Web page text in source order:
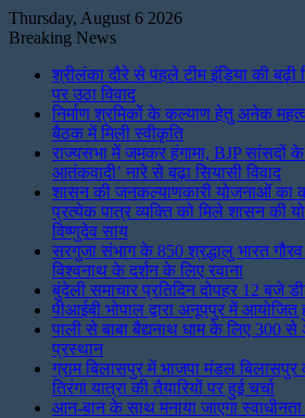
Thursday, August 6 2026
Breaking News
श्रीलंका दौरे से पहले टीम इंडिया की बढ़ी
पर उठा विवाद
निर्माण श्रमिकों के कल्याण हेतु अनेक
बैठक में मिली स्वीकृति
राज्यसभा में जमकर हंगामा, BJP सांसदों
आतंकवादी’ नारे से बढ़ा सियासी विवाद
शासन की जनकल्याणकारी योजनाओं का
प्रत्येक पात्र व्यक्ति को मिले शासन की
विष्णुदेव साय
सरगुजा संभाग के 850 श्रद्धालु भारत
विश्वनाथ के दर्शन के लिए रवाना
बुंदेली समाचार प्रतिदिन दोपहर 12 बजे
पीआईबी भोपाल द्वारा अनूपपुर में आयोजित
पाली से बाबा बैद्यनाथ धाम के लिए 300
प्रस्थान
ग्राम बिलासपुर में भाजपा मंडल
तिरंगा यात्रा की तैयारियों पर हुई चर्चा
आन-बान के साथ मनाया जाएगा